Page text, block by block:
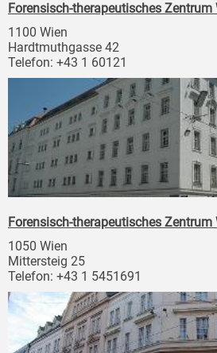
Forensisch-therapeutisches Zentrum
1100 Wien
Hardtmuthgasse 42
Telefon: +43 1 60121
Forensisch-therapeutisches Zentrum
1050 Wien
Mittersteig 25
Telefon: +43 1 5451691